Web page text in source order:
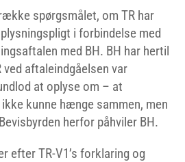
spørgsmålet, om TR har
i forbindelse med
med BH. BH har hertil
aftaleindgåelsen var
at oplyse om – at
kunne hænge sammen, men
herfor påhviler BH.
efter TR-V1’s forklaring og